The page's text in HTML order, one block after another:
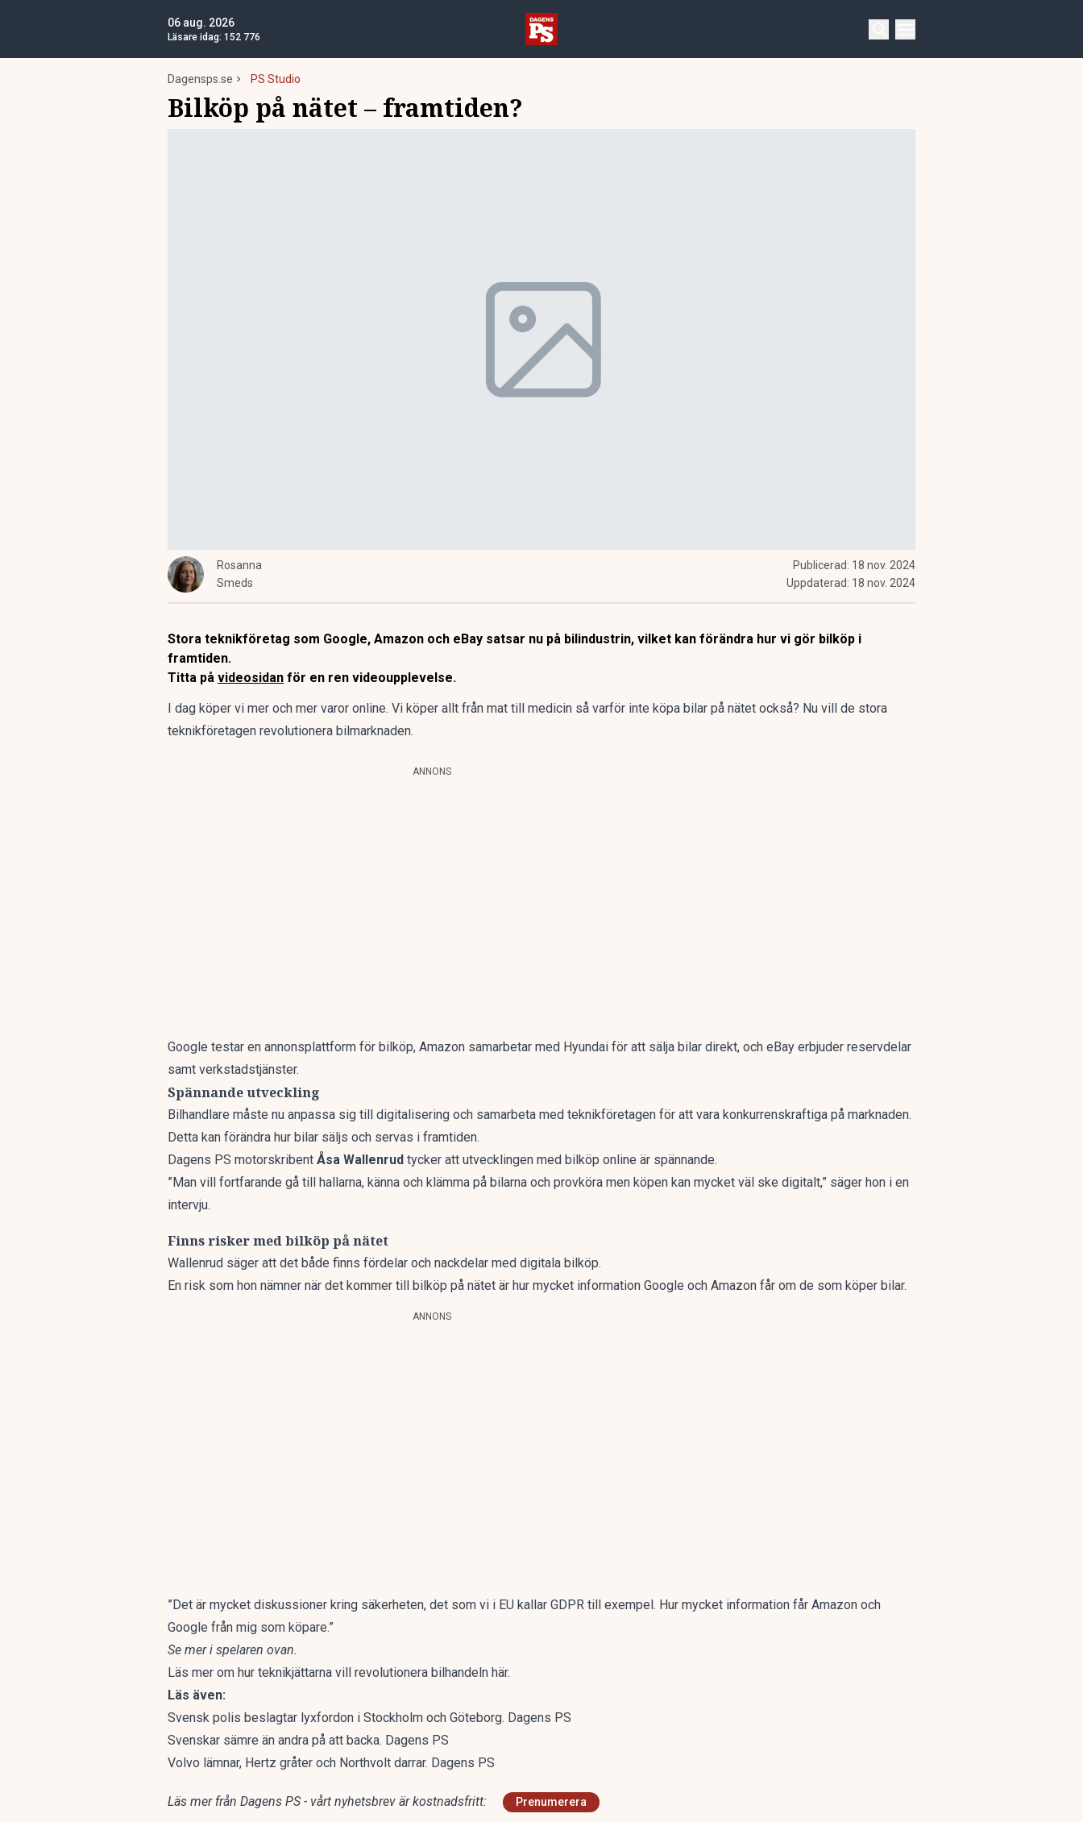
06 aug. 2026
Läsare idag: 152 776
Dagensps.se PS Studio
Bilköp på nätet – framtiden?
Rosanna
Smeds
Publicerad: 18 nov. 2024
Uppdaterad: 18 nov. 2024
Stora teknikföretag som Google, Amazon och eBay satsar nu på bilindustrin, vilket kan förändra hur vi gör bilköp i
framtiden.
Titta på videosidan för en ren videoupplevelse.
I dag köper vi mer och mer varor online. Vi köper allt från mat till medicin så varför inte köpa bilar på nätet också? Nu vill de stora
teknikföretagen revolutionera bilmarknaden.
ANNONS
Google testar en annonsplattform för bilköp, Amazon samarbetar med Hyundai för att sälja bilar direkt, och eBay erbjuder reservdelar
samt verkstadstjänster.
Spännande utveckling
Bilhandlare måste nu anpassa sig till digitalisering och samarbeta med teknikföretagen för att vara konkurrenskraftiga på marknaden.
Detta kan förändra hur bilar säljs och servas i framtiden.
Dagens PS motorskribent Åsa Wallenrud tycker att utvecklingen med bilköp online är spännande.
”Man vill fortfarande gå till hallarna, känna och klämma på bilarna och provköra men köpen kan mycket väl ske digitalt,” säger hon i en
intervju.
Finns risker med bilköp på nätet
Wallenrud säger att det både finns fördelar och nackdelar med digitala bilköp.
En risk som hon nämner när det kommer till bilköp på nätet är hur mycket information Google och Amazon får om de som köper bilar.
ANNONS
”Det är mycket diskussioner kring säkerheten, det som vi i EU kallar GDPR till exempel. Hur mycket information får Amazon och
Google från mig som köpare.”
Se mer i spelaren ovan.
Läs mer om hur teknikjättarna vill revolutionera bilhandeln här.
Läs även:
Svensk polis beslagtar lyxfordon i Stockholm och Göteborg. Dagens PS
Svenskar sämre än andra på att backa. Dagens PS
Volvo lämnar, Hertz gråter och Northvolt darrar. Dagens PS
Läs mer från Dagens PS - vårt nyhetsbrev är kostnadsfritt: Prenumerera